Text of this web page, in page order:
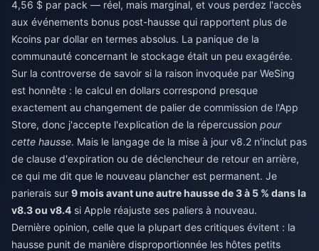
4,56 $ par pack — réel, mais marginal, et vous perdez l'accès
aux événements bonus post-hausse qui rapportent plus de
Kcoins par dollar en termes absolus. La panique de la
communauté concernant le stockage était un peu exagérée.
Sur la controverse de savoir si la raison invoquée par WeSing
est honnête : le calcul en dollars correspond presque
exactement au changement de palier de commission de l'App
Store, donc j'accepte l'explication de la répercussion pour
cette hausse. Mais le langage de la mise à jour v8.2 n'inclut pas
de clause d'expiration ou de déclencheur de retour en arrière,
ce qui me dit que le nouveau plancher est permanent. Je
parierais sur 9 mois avant une autre hausse de 3 à 5 % dans la
v8.3 ou v8.4 si Apple réajuste ses paliers à nouveau.
Dernière opinion, celle que la plupart des critiques évitent : la
hausse punit de manière disproportionnée les hôtes petits